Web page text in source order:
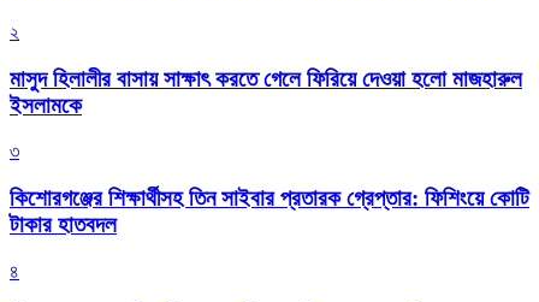
২
মাসুদ হিলালীর বাসায় সাক্ষাৎ করতে গেলে ফিরিয়ে দেওয়া হলো মাজহারুল
ইসলামকে
৩
কিশোরগঞ্জের শিক্ষার্থীসহ তিন সাইবার প্রতারক গ্রেপ্তার: ফিশিংয়ে কোটি
টাকার হাতবদল
৪